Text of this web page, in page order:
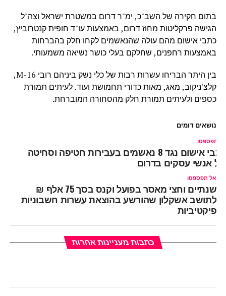
בתום חקירה של השב"כ, ימ"ר דרום במשטרת ישראל וצה"ל
הגישה פרקליטות מחוז דרום, באמצעות עו"ד חופית קנטרוביץ,
כתבי אישום מהם עולה שהנאשמים לקחו חלק בהברחות
באמצעות רחפנים, שחלקם בעלי כושר נשיאה משמעותי.
בין היתר הבריחו עשרות רבות של כלי נשק ביניהם רובי 16-M,
קלצ'ניקוב, מאג, מאות כדורי תחמושת ועוד. לעיתים תמורת
כספים ולעיתים תמורת חלק מהסחורה המוברחת.
נושאים דומים
תפספסו
כתבי אישום נגד 8 נאשמים בעבירות חטיפה וסחיטה
אנשי עסקים בדרום
אל תפספסו
שנתיים וחצי מאסר בפועל וקנס בסך 75 אלף ₪
לתושב אשקלון שהורשע בהוצאת עשרות חשבוניות
פיקטיביות
כתבות מעניינות אחרות